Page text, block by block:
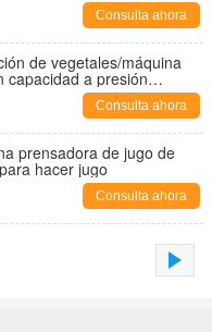
Consulta ahora
de vegetales/máquina
capacidad a presión
Consulta ahora
prensadora de jugo de
hacer jugo
Consulta ahora